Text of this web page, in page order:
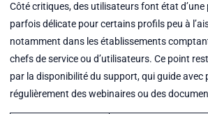
Côté critiques, des utilisateurs font état d’une
parfois délicate pour certains profils peu à
notamment dans les établissements
chefs de service ou d’utilisateurs. Ce point
par la disponibilité du support, qui guide avec
régulièrement des webinaires ou des